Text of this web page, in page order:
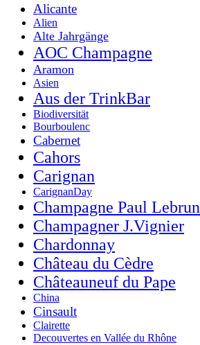
Alicante
Alien
Alte Jahrgänge
AOC Champagne
Aramon
Asien
Aus der TrinkBar
Biodiversität
Bourboulenc
Cabernet
Cahors
Carignan
CarignanDay
Champagne Paul Lebrun
Champagner J.Vignier
Chardonnay
Château du Cèdre
Châteauneuf du Pape
China
Cinsault
Clairette
Decouvertes en Vallée du Rhône